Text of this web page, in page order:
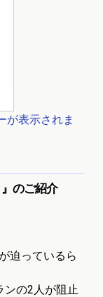
が表示されま
のご紹介
迫っているら
の2人が阻止